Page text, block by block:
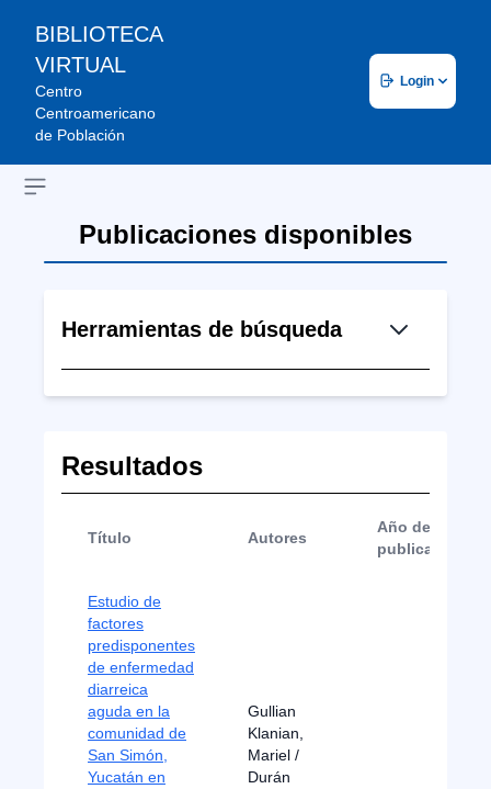
BIBLIOTECA
VIRTUAL
Centro
Centroamericano
de Población
Login
Open sidebar
Publicaciones disponibles
Herramientas de búsqueda
Resultados
Título Autores
Año de
publicación
Estudio de
factores
predisponentes
de enfermedad
diarreica
aguda en la
comunidad de
San Simón,
Yucatán en
Gullian
Klanian,
Mariel /
Durán